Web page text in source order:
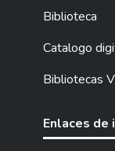
Biblioteca
Catalogo
Bibliotecas
Enlaces de